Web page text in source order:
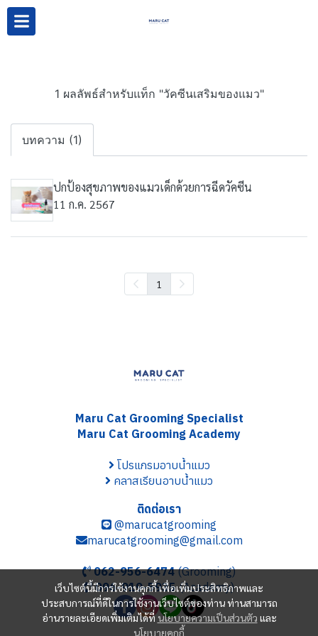
1 ผลลัพธ์สำหรับแท็ก "วัคซีนเสริมของแมว"
บทความ (1)
ปกป้องสุขภาพของแมวเด็กด้วยการฉีดวัคซีน
11 ก.ค. 2567
1
เว็บไซต์นี้มีการใช้งานคุกกี้ เพื่อเพิ่มประสิทธิภาพและ
ประสบการณ์ที่ดีในการใช้งานเว็บไซต์ของท่าน ท่านสามารถ
อ่านรายละเอียดเพิ่มเติมได้ที่นโยบายความเป็นส่วนตัว และ
นโยบายคุกกี้
Maru Cat Grooming Specialist
Maru Cat Grooming Academy
โปรแกรมอาบน้ำแมว
คลาสเรียนอาบน้ำแมว
ติดต่อเรา
@marucatgrooming
marucatgrooming@gmail.com
062-956-6474(Grooming)
096-919-5935(Academy)